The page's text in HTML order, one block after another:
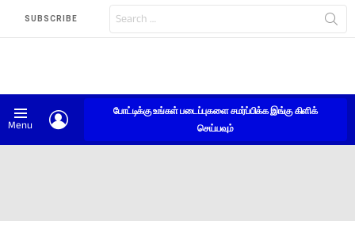
SUBSCRIBE
for:
Menu
போட்டிக்கு உங்கள் படைப்புகளை சமர்ப்பிக்க இங்கு கிளிக்
செய்யவும்